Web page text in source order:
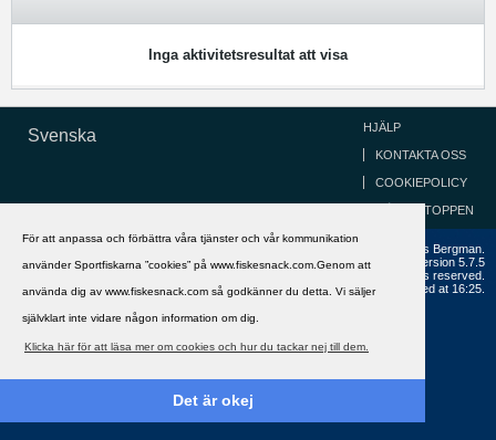
För att anpassa och förbättra våra tjänster och vår kommunikation
använder Sportfiskarna ”cookies” på www.fiskesnack.com.Genom att
använda dig av www.fiskesnack.com så godkänner du detta. Vi säljer
självklart inte vidare någon information om dig.
Klicka här för att läsa mer om cookies och hur du tackar nej till dem.
Det är okej
Inga aktivitetsresultat att visa
Svenska HJÄLP
KONTAKTA OSS
COOKIEPOLICY
GÅ TILL TOPPEN
Copyright ©2002 - 2021, FiskeSnack.com. Grundad 2002 av Anders Bergman.
Powered byvBulletin®
Version 5.7.5
Copyright © 2026 MH Sub I, LLC dba vBulletin. All rights reserved.
All times are GMT+1. This page was generated at 16:25.